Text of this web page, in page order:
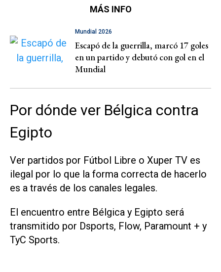
MÁS INFO
Mundial 2026
Escapó de la guerrilla, marcó 17 goles
en un partido y debutó con gol en el
Mundial
Por dónde ver Bélgica contra
Egipto
Ver partidos por Fútbol Libre o Xuper TV es
ilegal por lo que la forma correcta de hacerlo
es a través de los canales legales.
El encuentro entre Bélgica y Egipto será
transmitido por Dsports, Flow, Paramount + y
TyC Sports.